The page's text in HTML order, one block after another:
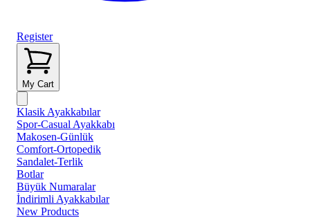
Register
My Cart
Klasik Ayakkabılar
Spor-Casual Ayakkabı
Makosen-Günlük
Comfort-Ortopedik
Sandalet-Terlik
Botlar
Büyük Numaralar
İndirimli Ayakkabılar
New Products